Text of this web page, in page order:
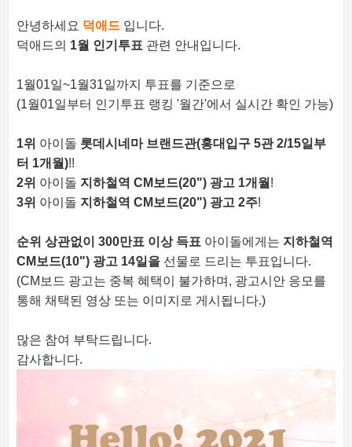
안녕하세요 덕애드 입니다.
덕애드의 1월 인기투표 관련 안내입니다.
1월01일~1월31일까지 투표를 기준으로
(1월01일부터 인기투표 랭킹 '월간'에서 실시간 확인 가능)
1위 아이돌 롯데시네마 브랜드관(홍대입구 5관 2/15일부
터 1개월)!!
2위 아이돌 지하철역 CM보드(20") 광고 1개월 !
3위 아이돌 지하철역 CM보드(20") 광고 2주!
순위 상관없이 300만표 이상 득표 아이돌에게는 지하철역
CM보드(10") 광고 14일을 선물로 드리는 투표입니다.
(CM보드 광고는 중복 혜택이 불가하며, 광고시안 응모를
통해 채택된 영상 또는 이미지로 게시됩니다.)
많은 참여 부탁드립니다.
감사합니다.